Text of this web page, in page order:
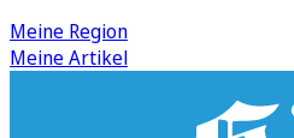
Meine Region
Meine Artikel